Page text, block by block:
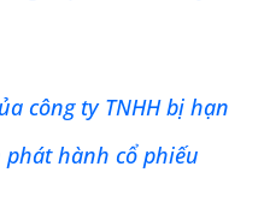
công ty TNHH bị hạn
phát hành cổ phiếu